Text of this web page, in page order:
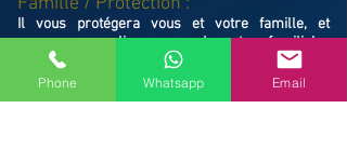
Il vous protégera vous et votre famille, et
resserrera vos liens en cas de rupture familiale.
Ne restez pas avec vos souffrances, consultez le
Maître ABLAYE marabout médium à Pau (64000),
il vous trouvera la solution et vous mettra sur le
Phone Whatsapp Email